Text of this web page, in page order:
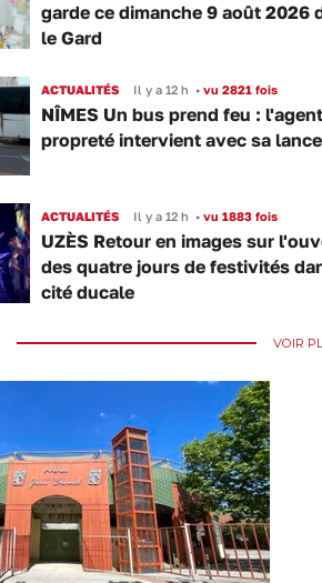
garde ce dimanche 9 août 2026
le Gard
ACTUALITÉS Il y a 12 h •vu 2821 fois
NÎMES Un bus prend feu :
propreté intervient avec sa lance
ACTUALITÉS Il y a 12 h •vu 1883 fois
UZÈS Retour en images sur
des quatre jours de festivités
cité ducale
VOIR